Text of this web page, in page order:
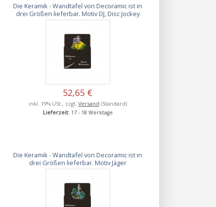
Die Keramik - Wandtafel von Decoramic ist in
drei Größen lieferbar. Motiv DJ, Disc Jockey
52,65 €
inkl. 19% USt., zzgl. Versand (Standard)
Lieferzeit: 17 - 18 Werktage
Die Keramik - Wandtafel von Decoramic ist in
drei Größen lieferbar. Motiv Jäger